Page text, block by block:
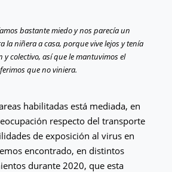
bastante miedo y nos parecía un
la niñera a casa, porque vive lejos y tenía
y colectivo, así que le mantuvimos el
que no viniera.
habilitadas está mediada, en
respecto del transporte
de exposición al virus en
encontrado, en distintos
durante 2020, que esta